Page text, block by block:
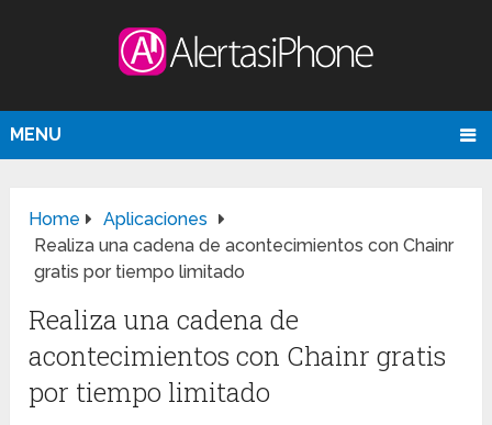
MENU
Home
Aplicaciones
Realiza una cadena de acontecimientos con Chainr
gratis por tiempo limitado
Realiza una cadena de
acontecimientos con Chainr gratis
por tiempo limitado